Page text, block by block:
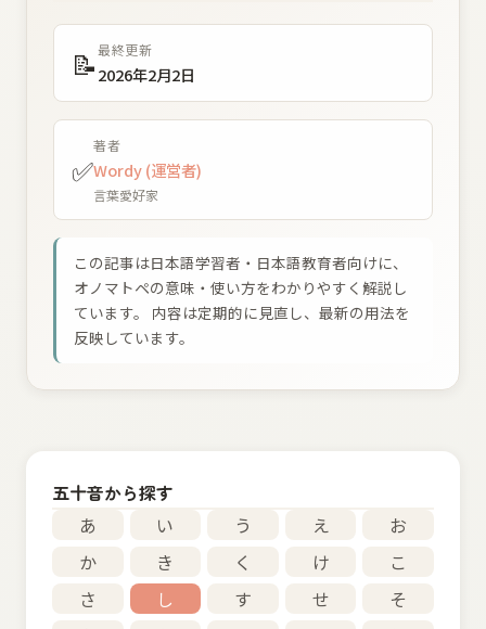
📝最終更新
2026年2月2日
✅
著者
Wordy (運営者)
言葉愛好家
この記事は日本語学習者・日本語教育者向けに、
オノマトペの意味・使い方をわかりやすく解説し
ています。 内容は定期的に見直し、最新の用法を
反映しています。
五十音から探す
あ
い う え
お
か
き く け
こ
さ
し す せ
そ